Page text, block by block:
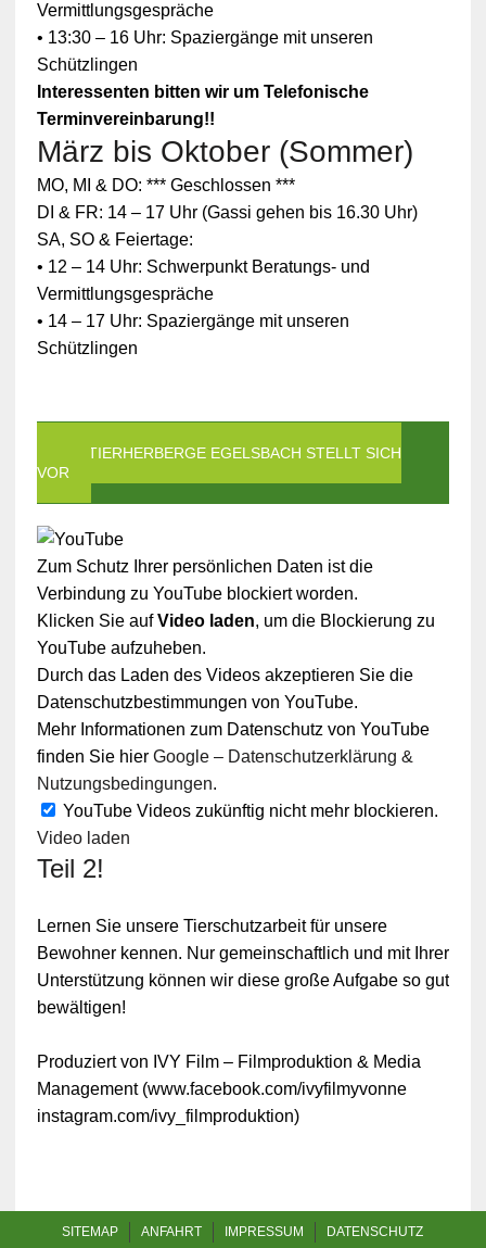
Vermittlungsgespräche
• 13:30 – 16 Uhr: Spaziergänge mit unseren
Schützlingen
Interessenten bitten wir um Telefonische
Terminvereinbarung!!
März bis Oktober (Sommer)
MO, MI & DO: *** Geschlossen ***
DI & FR: 14 – 17 Uhr (Gassi gehen bis 16.30 Uhr)
SA, SO & Feiertage:
• 12 – 14 Uhr: Schwerpunkt Beratungs- und
Vermittlungsgespräche
• 14 – 17 Uhr: Spaziergänge mit unseren
Schützlingen
DIE TIERHERBERGE EGELSBACH STELLT SICH
VOR
Zum Schutz Ihrer persönlichen Daten ist die
Verbindung zu YouTube blockiert worden.
Klicken Sie aufVideo laden, um die Blockierung zu
YouTube aufzuheben.
Durch das Laden des Videos akzeptieren Sie die
Datenschutzbestimmungen von YouTube.
Mehr Informationen zum Datenschutz von YouTube
finden Sie hier Google – Datenschutzerklärung &
Nutzungsbedingungen.
YouTube Videos zukünftig nicht mehr blockieren.
Video laden
Teil 2!
Lernen Sie unsere Tierschutzarbeit für unsere
Bewohner kennen. Nur gemeinschaftlich und mit Ihrer
Unterstützung können wir diese große Aufgabe so gut
bewältigen!
Produziert von IVY Film – Filmproduktion & Media
Management (www.facebook.com/ivyfilmyvonne
instagram.com/ivy_filmproduktion)
SITEMAP ANFAHRT IMPRESSUM DATENSCHUTZ